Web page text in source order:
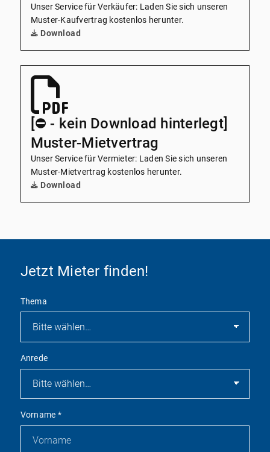
Unser Service für Verkäufer: Laden Sie sich unseren
Muster-Kaufvertrag kostenlos herunter.
Download
[⛔️ - kein Download hinterlegt]
Muster-Mietvertrag
Unser Service für Vermieter: Laden Sie sich unseren
Muster-Mietvertrag kostenlos herunter.
Download
Jetzt Mieter finden!
Thema
Anrede
Vorname *